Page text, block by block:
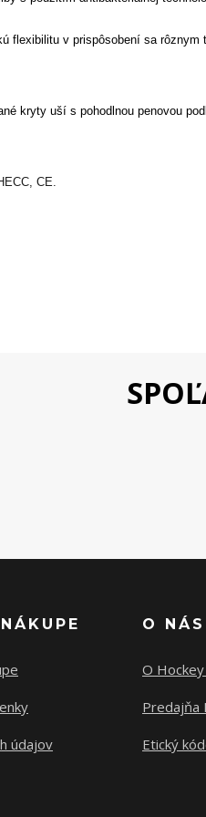
flexibilitu v prispôsobení sa rôznym
kryty uší s pohodlnou penovou
CE.
údajov
O NÁS
O
Predajňa
Etický